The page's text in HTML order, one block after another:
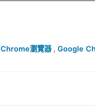
Chrome瀏覽器, Google